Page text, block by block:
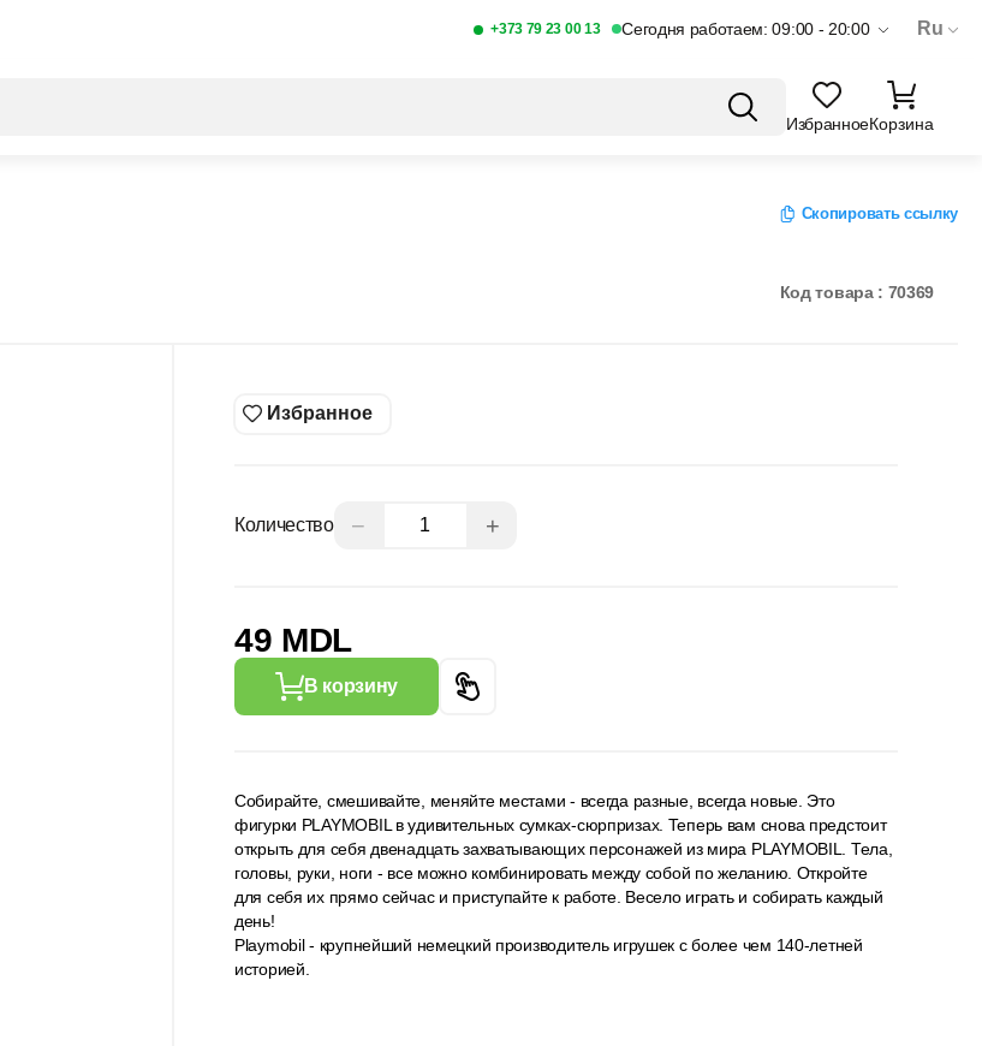
+373 79 23 00 13 Сегодня работаем: 09:00 - 20:00 Ru
ИзбранноеКорзина
Скопировать ссылку
Код товара : 70369
Избранное
Количество − +
49 MDL
В корзину
Собирайте, смешивайте, меняйте местами - всегда разные, всегда новые. Это
фигурки PLAYMOBIL в удивительных сумках-сюрпризах. Теперь вам снова предстоит
открыть для себя двенадцать захватывающих персонажей из мира PLAYMOBIL. Тела,
головы, руки, ноги - все можно комбинировать между собой по желанию. Откройте
для себя их прямо сейчас и приступайте к работе. Весело играть и собирать каждый
день!
Playmobil - крупнейший немецкий производитель игрушек с более чем 140-летней
историей.